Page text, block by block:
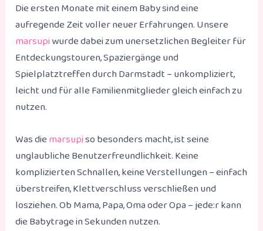
Die ersten Monate mit einem Baby sind eine
aufregende Zeit voller neuer Erfahrungen. Unsere
marsupiwurde dabei zum unersetzlichen Begleiter für
Entdeckungstouren, Spaziergänge und
Spielplatztreffen durch Darmstadt – unkompliziert,
leicht und für alle Familienmitglieder gleich einfach zu
nutzen.
Was diemarsupiso besonders macht, ist seine
unglaubliche Benutzerfreundlichkeit. Keine
komplizierten Schnallen, keine Verstellungen – einfach
überstreifen, Klettverschluss verschließen und
losziehen. Ob Mama, Papa, Oma oder Opa – jede:r kann
die Babytrage in Sekunden nutzen.